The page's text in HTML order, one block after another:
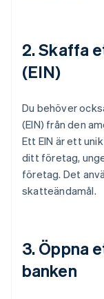
2. Skaffa
(EIN)
Du behöver
(EIN) från den
Ett EIN är ett
ditt företag,
företag. Det
skatteändamål.
3. Öppna
banken